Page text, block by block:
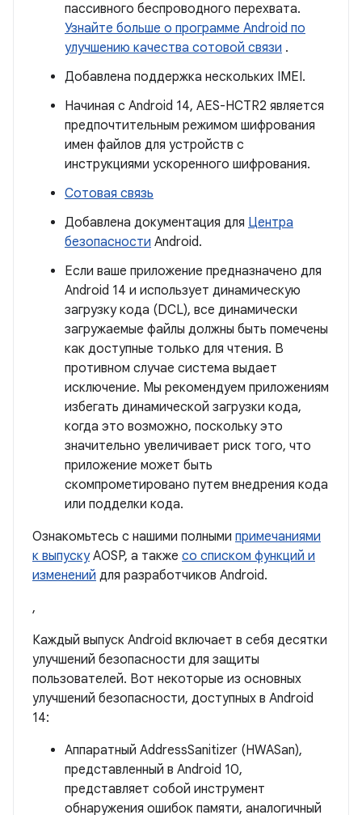
пассивного беспроводного перехвата.
Узнайте больше о программе Android по
улучшению качества сотовой связи .
Добавлена ​​поддержка нескольких IMEI.
Начиная с Android 14, AES-HCTR2 является
предпочтительным режимом шифрования
имен файлов для устройств с
инструкциями ускоренного шифрования.
Сотовая связь
Добавлена ​​документация для Центра
безопасности Android.
Если ваше приложение предназначено для
Android 14 и использует динамическую
загрузку кода (DCL), все динамически
загружаемые файлы должны быть помечены
как доступные только для чтения. В
противном случае система выдает
исключение. Мы рекомендуем приложениям
избегать динамической загрузки кода,
когда это возможно, поскольку это
значительно увеличивает риск того, что
приложение может быть
скомпрометировано путем внедрения кода
или подделки кода.
Ознакомьтесь с нашими полными примечаниями
к выпускуAOSP, а также со списком функций и
изменений для разработчиков Android.
,
Каждый выпуск Android включает в себя десятки
улучшений безопасности для защиты
пользователей. Вот некоторые из основных
улучшений безопасности, доступных в Android
14:
Аппаратный AddressSanitizer (HWASan),
представленный в Android 10,
представляет собой инструмент
обнаружения ошибок памяти, аналогичный